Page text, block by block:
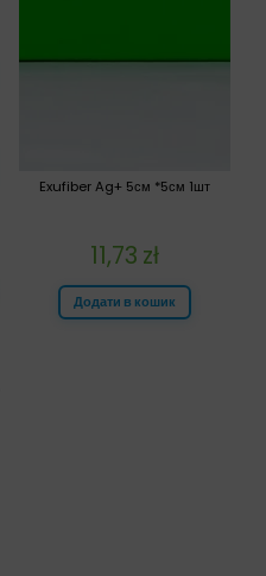
Exufiber Ag+ 5см *5см 1шт
11,73 zł
Додати в кошик